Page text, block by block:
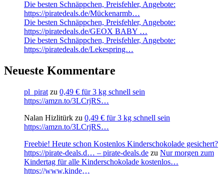
Die besten Schnäppchen, Preisfehler, Angebote:
https://piratedeals.de/Mückenarmb…
Die besten Schnäppchen, Preisfehler, Angebote:
https://piratedeals.de/GEOX BABY …
Die besten Schnäppchen, Preisfehler, Angebote:
https://piratedeals.de/Lekespring…
Neueste Kommentare
pl_pirat zu 0,49 € für 3 kg schnell sein
https://amzn.to/3LCrjRS…
Nalan Hizlitürk zu 0,49 € für 3 kg schnell sein
https://amzn.to/3LCrjRS…
Freebie! Heute schon Kostenlos Kinderschokolade gesichert?
https://pirate-deals.d… – pirate-deals.de zu Nur morgen zum
Kindertag für alle Kinderschokolade kostenlos…
https://www.kinde…